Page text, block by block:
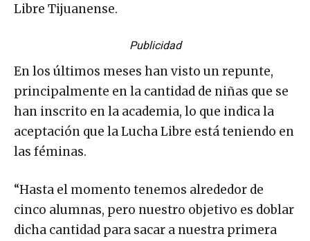
Libre Tijuanense.
Publicidad
En los últimos meses han visto un repunte,
principalmente en la cantidad de niñas que se
han inscrito en la academia, lo que indica la
aceptación que la Lucha Libre está teniendo en
las féminas.
“Hasta el momento tenemos alrededor de
cinco alumnas, pero nuestro objetivo es doblar
dicha cantidad para sacar a nuestra primera